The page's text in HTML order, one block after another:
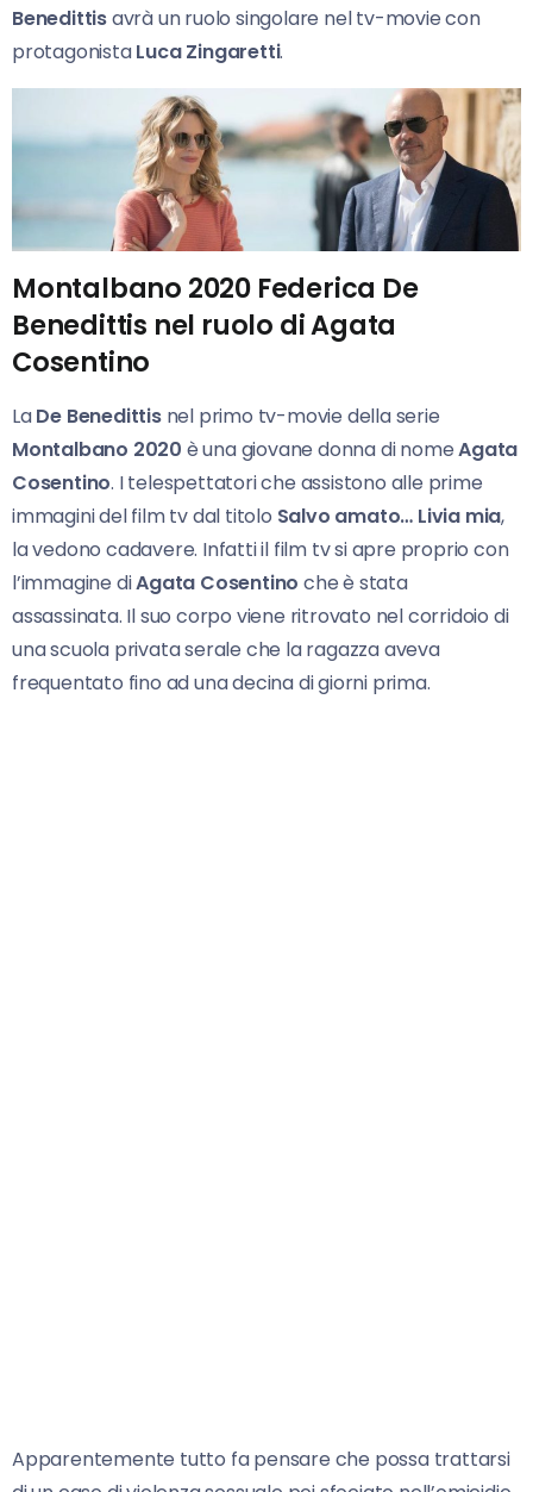
Benedittisavrà un ruolo singolare nel tv-movie con
protagonistaLuca Zingaretti.
Montalbano 2020 Federica De
Benedittis nel ruolo di Agata
Cosentino
LaDe Benedittisnel primo tv-movie della serie
Montalbano 2020 è una giovane donna di nomeAgata
Cosentino. I telespettatori che assistono alle prime
immagini del film tv dal titolo Salvo amato… Livia mia,
la vedono cadavere. Infatti il film tv si apre proprio con
l’immagine diAgata Cosentino che è stata
assassinata. Il suo corpo viene ritrovato nel corridoio di
una scuola privata serale che la ragazza aveva
frequentato fino ad una decina di giorni prima.
Apparentemente tutto fa pensare che possa trattarsi